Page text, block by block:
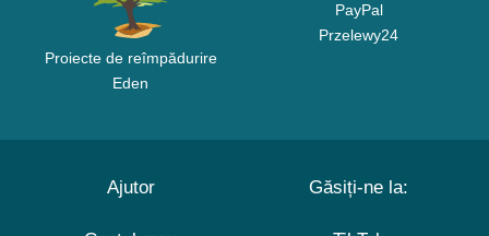
Proiecte de reîmpădurire
Eden
PayPal
Przelewy24
Ajutor Găsiți-ne la: